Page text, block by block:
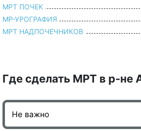
МРТ ПОЧЕК
МР-УРОГРАФИЯ
МРТ НАДПОЧЕЧНИКОВ
Где сделать МРТ в р-не